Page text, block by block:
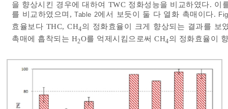
을 향상시킨 경우에 대하여 TWC 정화성능을 비교하였다. 이
를 비교하였으며,Table 2에서 보듯이 둘 다 열화 촉매이다.
효율보다 THC, CH4의 정화효율이 크게 향상되는 결과를 보
촉매에 흡착되는 H2O를 억제시킴으로써 CH4의 정화효율이